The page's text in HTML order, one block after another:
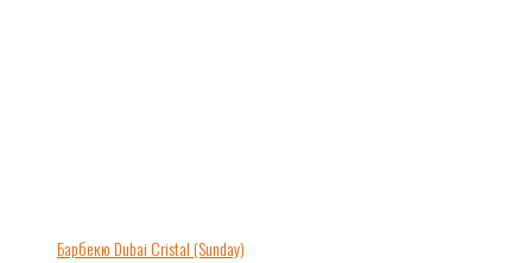
Барбекю Dubai Cristal (Sunday)